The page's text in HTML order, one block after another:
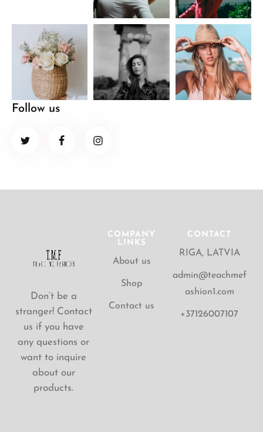
Follow us
Don’t be a
stranger! Contact
us if you have
any questions or
want to inquire
about our
products.
COMPANY
LINKS
About us
Shop
Contact us
CONTACT
RIGA, LATVIA
admin@teachmef
ashion1.com
+37126007107